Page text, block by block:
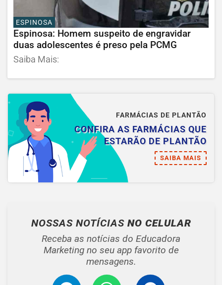
ESPINOSA
Espinosa: Homem suspeito de engravidar
duas adolescentes é preso pela PCMG
Saiba Mais:
FARMÁCIAS DE PLANTÃO
CONFIRA AS FARMÁCIAS QUE
ESTARÃO DE PLANTÃO
SAIBA MAIS
NOSSAS NOTÍCIAS NO CELULAR
Receba as notícias do Educadora
Marketing no seu app favorito de
mensagens.